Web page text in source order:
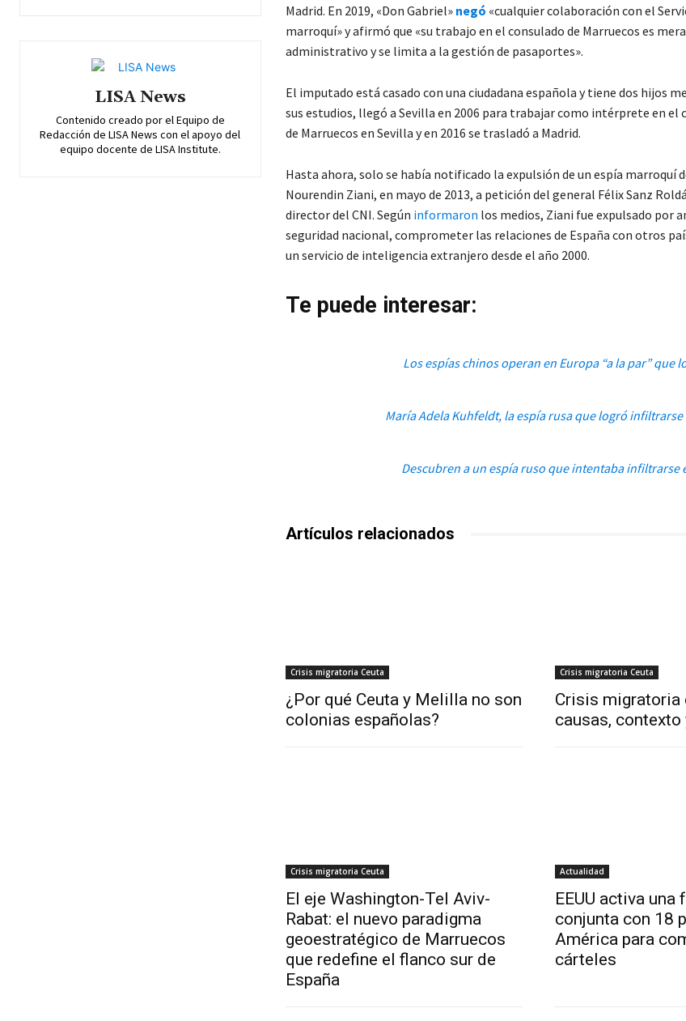
LISA News
Contenido creado por el Equipo de
Redacción de LISA News con el apoyo del
equipo docente de LISA Institute.
Madrid. En 2019, «Don Gabriel» negó «cualquier colaboración con el
marroquí» y afirmó que «su trabajo en el consulado de Marruecos es
administrativo y se limita a la gestión de pasaportes».
El imputado está casado con una ciudadana española y tiene dos hijos
sus estudios, llegó a Sevilla en 2006 para trabajar como intérprete en el
de Marruecos en Sevilla y en 2016 se trasladó a Madrid.
Hasta ahora, solo se había notificado la expulsión de un espía marroquí
Nourendin Ziani, en mayo de 2013, a petición del general Félix Sanz
director del CNI. Según informaron los medios, Ziani fue expulsado por
seguridad nacional, comprometer las relaciones de España con otros
un servicio de inteligencia extranjero desde el año 2000.
Te puede interesar:
Los espías chinos operan en Europa “a la par” que
María Adela Kuhfeldt, la espía rusa que logró infiltrarse
Descubren a un espía ruso que intentaba infiltrarse
Artículos relacionados
Crisis migratoria Ceuta
¿Por qué Ceuta y Melilla no son
colonias españolas?
Crisis migratoria Ceuta
Crisis migratoria
causas, contexto
Crisis migratoria Ceuta
El eje Washington-Tel Aviv-
Rabat: el nuevo paradigma
geoestratégico de Marruecos
que redefine el flanco sur de
España
Actualidad
EEUU activa una
conjunta con 18
América para
cárteles